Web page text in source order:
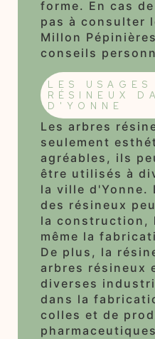
forme. En cas
pas à consulter
Millon
conseils
LES USAGES
RÉSINEUX
D'YONNE
Les arbres
seulement
agréables, ils
être utilisés à
la ville d'Yonne.
des résineux
la construction,
même la
De plus, la
arbres résineux
diverses
dans la
colles et de